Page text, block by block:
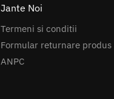
Jante Noi
Termeni si conditii
Formular returnare produs
ANPC